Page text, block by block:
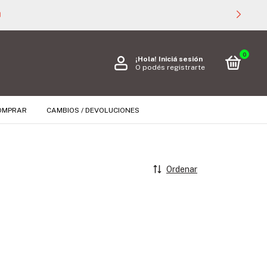
¡Hola! Iniciá sesión
O podés registrarte
0
CAMBIOS / DEVOLUCIONES
Ordenar